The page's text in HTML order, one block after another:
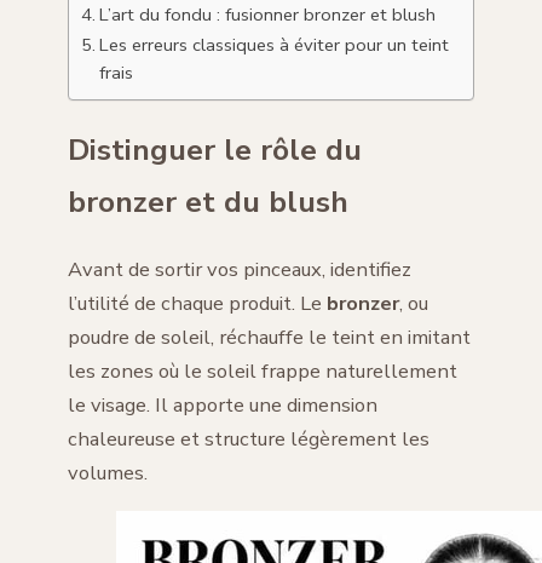
L’art du fondu : fusionner bronzer et blush
Les erreurs classiques à éviter pour un teint
frais
Distinguer le rôle du
bronzer et du blush
Avant de sortir vos pinceaux, identifiez
l’utilité de chaque produit. Le bronzer, ou
poudre de soleil, réchauffe le teint en imitant
les zones où le soleil frappe naturellement
le visage. Il apporte une dimension
chaleureuse et structure légèrement les
volumes.